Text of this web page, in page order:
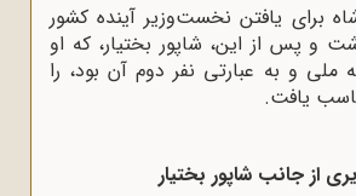
برای یافتن نخست‌وزیر آینده کشور
و پس از این، شاپور بختیار، که او
ملی و به ‌عبارتی نفر دوم آن بود، را
یافت.
از جانب شاپور بختیار